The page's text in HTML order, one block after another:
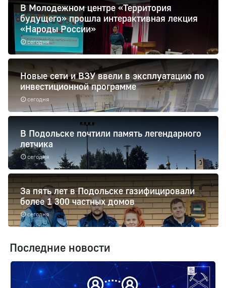
сегодня
В Молодежном центре «Территория
будущего» прошла интерактивная лекция
«Народы России»
сегодня
Новые сети и ВЗУ ввели в эксплуатацию по
инвестиционной программе
сегодня
В Подольске почтили память легендарного
летчика
сегодня
За пять лет в Подольске газифицировали
более 1 300 частных домов
Последние новости